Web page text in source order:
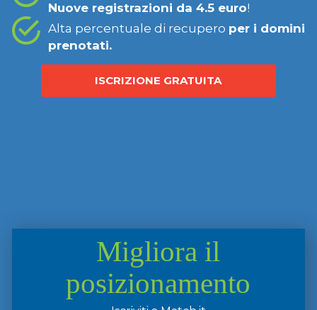
Nuove registrazioni da 4.5 euro!
Alta percentuale di recupero per i domini
prenotati.
ISCRIZIONE GRATUITA
Migliora il
posizionamento